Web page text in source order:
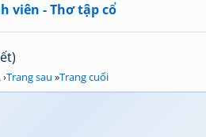
viên - Thơ tập cổ
Trang sau »Trang cuối